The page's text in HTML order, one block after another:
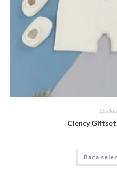
Clency
Baca